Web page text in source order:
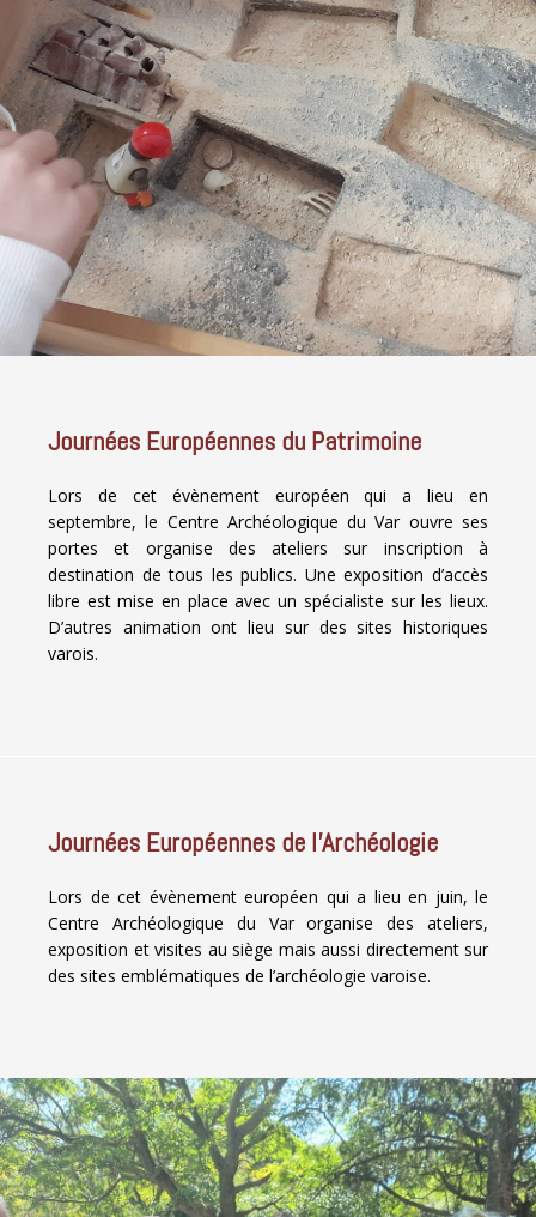
Journées Européennes du Patrimoine
Lors de cet évènement européen qui a lieu en
septembre, le Centre Archéologique du Var ouvre ses
portes et organise des ateliers sur inscription à
destination de tous les publics. Une exposition d’accès
libre est mise en place avec un spécialiste sur les lieux.
D’autres animation ont lieu sur des sites historiques
varois.
Journées Européennes de l’Archéologie
Lors de cet évènement européen qui a lieu en juin, le
Centre Archéologique du Var organise des ateliers,
exposition et visites au siège mais aussi directement sur
des sites emblématiques de l’archéologie varoise.